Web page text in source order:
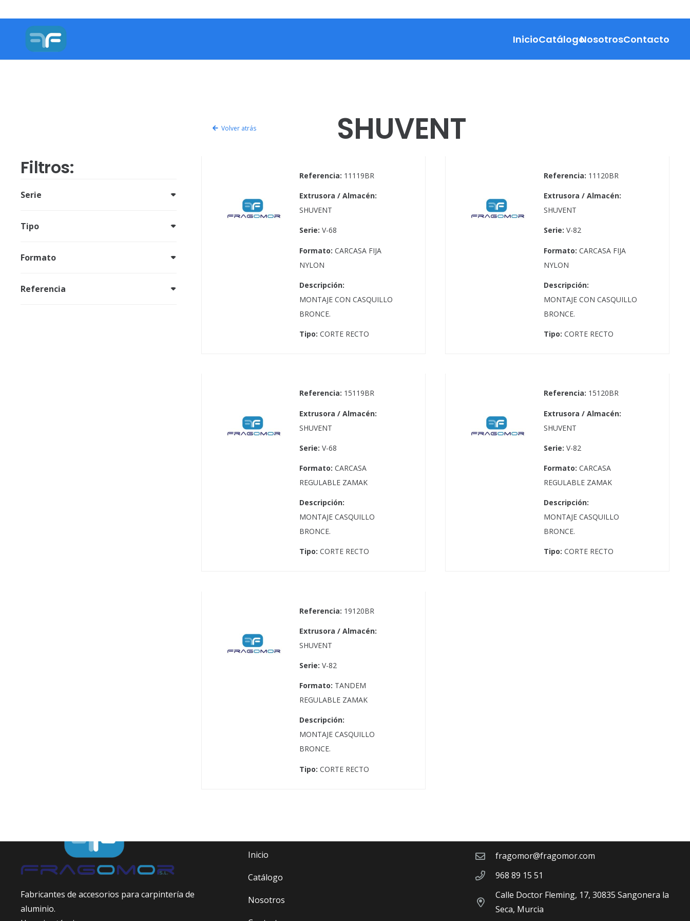
InicioCatálogoNosotrosContacto
Volver atrás SHUVENT
Filtros:
Serie
Tipo
Formato
Referencia
Referencia: 11119BR
Extrusora / Almacén:
SHUVENT
Serie:V-68
Formato:CARCASA FIJA
NYLON
Descripción:
MONTAJE CON CASQUILLO
BRONCE.
Tipo:CORTE RECTO
Referencia: 11120BR
Extrusora / Almacén:
SHUVENT
Serie: V-82
Formato: CARCASA FIJA
NYLON
Descripción:
MONTAJE CON CASQUILLO
BRONCE.
Tipo: CORTE RECTO
Referencia: 15119BR
Extrusora / Almacén:
SHUVENT
Serie:V-68
Formato:CARCASA
REGULABLE ZAMAK
Descripción:
MONTAJE CASQUILLO
BRONCE.
Tipo:CORTE RECTO
Referencia: 15120BR
Extrusora / Almacén:
SHUVENT
Serie: V-82
Formato: CARCASA
REGULABLE ZAMAK
Descripción:
MONTAJE CASQUILLO
BRONCE.
Tipo: CORTE RECTO
Referencia: 19120BR
Extrusora / Almacén:
SHUVENT
Serie:V-82
Formato: TANDEM
REGULABLE ZAMAK
Descripción:
MONTAJE CASQUILLO
BRONCE.
Tipo:CORTE RECTO
Fabricantes de accesorios para carpintería de
aluminio.
Inicio
Catálogo
Nosotros
fragomor@fragomor.com
968 89 15 51
Calle Doctor Fleming, 17, 30835 Sangonera la
Seca, Murcia